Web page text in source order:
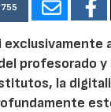
755
profesorado
la